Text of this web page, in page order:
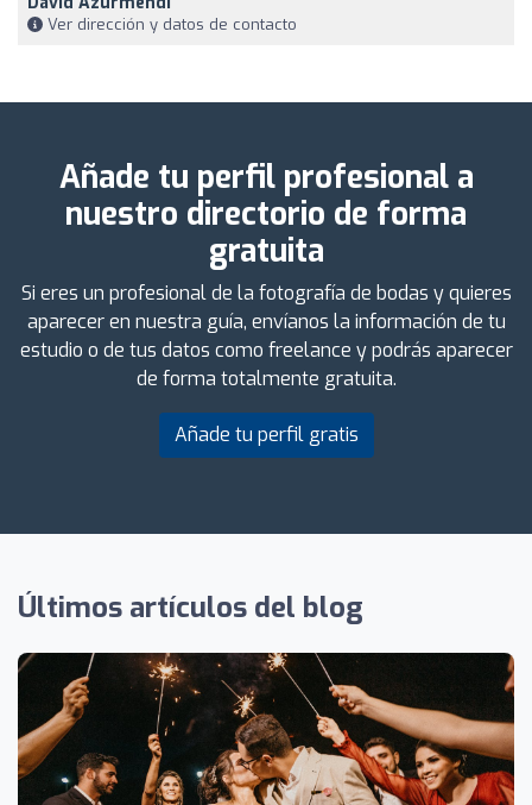
Ver dirección y datos de contacto
Añade tu perfil profesional a
nuestro directorio de forma
gratuita
Si eres un profesional de la fotografía de bodas y quieres
aparecer en nuestra guía, envíanos la información de tu
estudio o de tus datos como freelance y podrás aparecer
de forma totalmente gratuita.
Añade tu perfil gratis
Últimos artículos del blog